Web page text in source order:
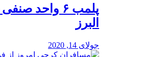
پلمب ۶ واحد
البرز
جولای 14, 2020